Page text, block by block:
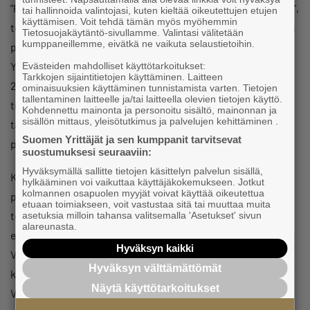
”Perheyrityksen perimästä on kaivettu kasvun geenit esille”,
toteaa Raimo, johon Mari jatkaa, että ”muutama vuosi sitten
päätettiin tuoda säilykeala tälle vuosituhannelle”.
Yrityksessä aloitettiin strategian kirkastaminen vuonna
2020, jonka jälkeen yrittäjät ovat jatkuvasti kehittäneet
toimintaa, tuotantoa, uusia tuotteita ja markkinointia sekä
tavoitelleet voimakasta kasvua. Uusia mielenkiintoisia
projekteja on käynnissä.
Kalajoen kaupunki halusi luovuttaa Vuoden Yritys -
palkinnon huomionosoituksena sekä pitkään yrityksessä
toimineelle yrittäjäpariskunnalle että uuden sukupolven
edustajalle, joka on tullut mukaan yrityksen toimintaan.
Vähäsarja Oy on erinomainen esimerkki toimintaansa
kovasti kehittävästä ja kasvavasta elintarvikeyrityksestä.
Vähäsarja Oy on myös esimerkillisellä tavalla tuonut hyvää
tai hallinnoida valintojasi, kuten kieltää oikeutettujen etujen
käyttämisen. Voit tehdä tämän myös myöhemmin
Tietosuojakäytäntö-sivullamme. Valintasi välitetään
kumppaneillemme, eivätkä ne vaikuta selaustietoihin.
Evästeiden mahdolliset käyttötarkoitukset:
Tarkkojen sijaintitietojen käyttäminen. Laitteen
ominaisuuksien käyttäminen tunnistamista varten. Tietojen
tallentaminen laitteelle ja/tai laitteella olevien tietojen käyttö.
Kohdennettu mainonta ja personoitu sisältö, mainonnan ja
sisällön mittaus, yleisötutkimus ja palvelujen kehittäminen .
Suomen Yrittäjät ja sen kumppanit tarvitsevat
suostumuksesi seuraaviin:
Hyväksymällä sallitte tietojen käsittelyn palvelun sisällä,
hylkääminen voi vaikuttaa käyttäjäkokemukseen. Jotkut
kolmannen osapuolen myyjät voivat käyttää oikeutettua
etuaan toimiakseen, voit vastustaa sitä tai muuttaa muita
asetuksia milloin tahansa valitsemalla 'Asetukset' sivun
alareunasta.
Hyväksyn kaikki
Hyväksyn välttämättömät
Näytä käyttötarkoitukset